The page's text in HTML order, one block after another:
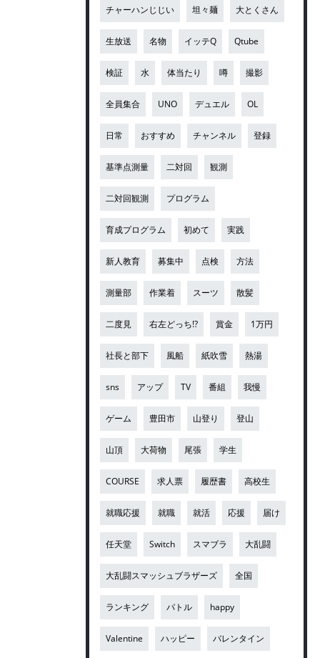
チャーハンじじい 坦々麺 大とくさん
生放送 名物 イッテQ Qtube
検証 水 体当たり 噂 撮影
全員集合 UNO デュエル OL
日常 おすすめ チャンネル 登録
基準点測量 二対回 観測
二対回観測 プログラム
育成プログラム 初めて 実践
新人教育 募集中 点検 方法
測量部 作業着 スーツ 散髪
二度見 右左どっち!? 賞金 1万円
社長と部下 風船 紙吹雪 熱湯
sns アップ TV 番組 我慢
ゲーム 豊田市 山登り 登山
山頂 大荷物 尾張 学生
COURSE 求人票 履歴書 高校生
就職応援 就職 就活 応援 届け
任天堂 Switch スマブラ 大乱闘
大乱闘スマッシュブラザーズ 全国
ランキング バトル happy
Valentine ハッピー バレンタイン